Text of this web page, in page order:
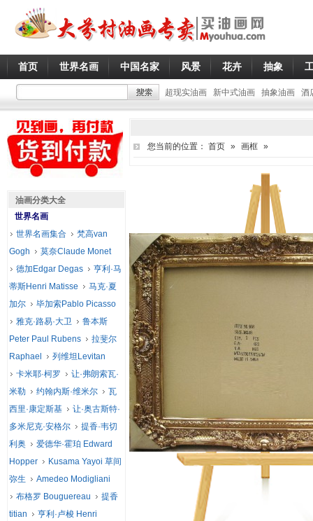
首页 世界名画 中国名家 风景 花卉 抽象
超现实油画 新中式油画 抽象油画 酒
您当前的位置： 首页 » 画框 »
油画分类大全
世界名画
世界名画集合
梵高van
Gogh
莫奈Claude Monet
德加Edgar Degas
亨利·马
蒂斯Henri Matisse
马克·夏
加尔
毕加索Pablo Picasso
雅克·路易·大卫
鲁本斯
Peter Paul Rubens
拉斐尔
Raphael
列维坦Levitan
卡米耶·柯罗
让·弗朗索瓦·
米勒
约翰内斯·维米尔
瓦
西里·康定斯基
让·奥古斯特·
多米尼克·安格尔
提香·韦切
利奥
爱德华·霍珀 Edward
Hopper
Kusama Yayoi 草间
弥生
Amedeo Modigliani
布格罗 Bouguereau
提香
titian
亨利·卢梭 Henri